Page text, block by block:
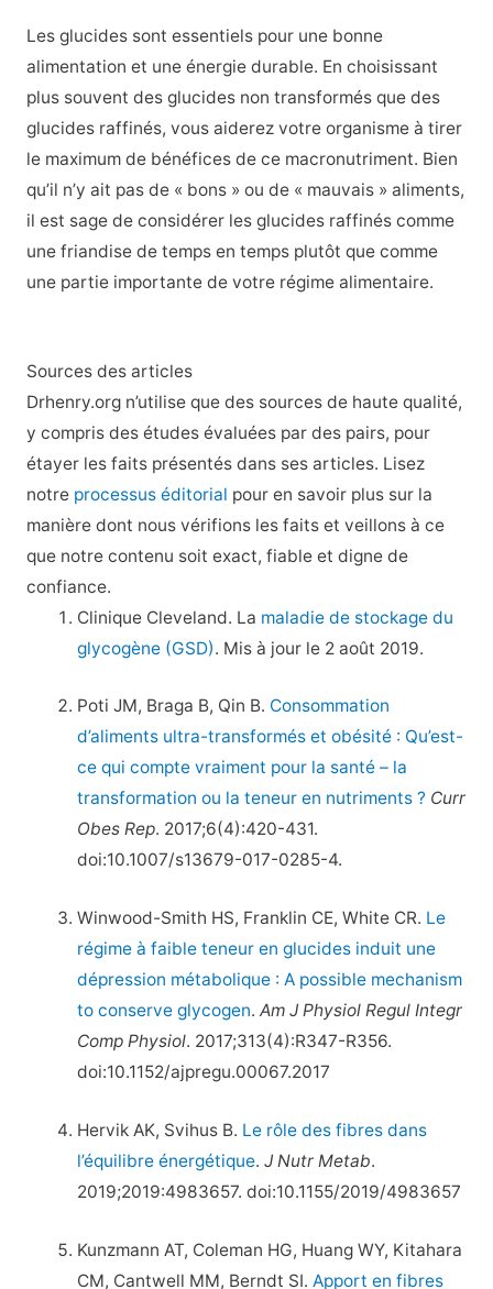
Les glucides sont essentiels pour une bonne
alimentation et une énergie durable. En choisissant
plus souvent des glucides non transformés que des
glucides raffinés, vous aiderez votre organisme à tirer
le maximum de bénéfices de ce macronutriment. Bien
qu’il n’y ait pas de « bons » ou de « mauvais » aliments,
il est sage de considérer les glucides raffinés comme
une friandise de temps en temps plutôt que comme
une partie importante de votre régime alimentaire.
Sources des articles
Drhenry.org n’utilise que des sources de haute qualité,
y compris des études évaluées par des pairs, pour
étayer les faits présentés dans ses articles. Lisez
notre processus éditorial pour en savoir plus sur la
manière dont nous vérifions les faits et veillons à ce
que notre contenu soit exact, fiable et digne de
confiance.
Clinique Cleveland. La maladie de stockage du
glycogène (GSD). Mis à jour le 2 août 2019.
Poti JM, Braga B, Qin B. Consommation
d’aliments ultra-transformés et obésité : Qu’est-
ce qui compte vraiment pour la santé – la
transformation ou la teneur en nutriments ? Curr
Obes Rep. 2017;6(4):420-431.
doi:10.1007/s13679-017-0285-4.
Winwood-Smith HS, Franklin CE, White CR. Le
régime à faible teneur en glucides induit une
dépression métabolique : A possible mechanism
to conserve glycogen.Am J Physiol Regul Integr
Comp Physiol. 2017;313(4):R347-R356.
doi:10.1152/ajpregu.00067.2017
Hervik AK, Svihus B. Le rôle des fibres dans
l’équilibre énergétique.J Nutr Metab.
2019;2019:4983657. doi:10.1155/2019/4983657
Kunzmann AT, Coleman HG, Huang WY, Kitahara
CM, Cantwell MM, Berndt SI.Apport en fibres